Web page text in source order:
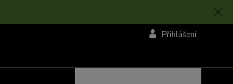
Přihlášení